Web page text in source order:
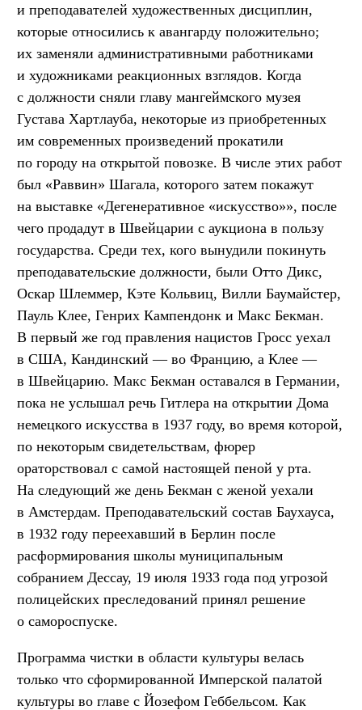
и преподавателей художественных дисциплин,
которые относились к авангарду положительно;
их заменяли административными работниками
и художниками реакционных взглядов. Когда
с должности сняли главу мангеймского музея
Густава Хартлауба, некоторые из приобретенных
им современных произведений прокатили
по городу на открытой повозке. В числе этих работ
был «Раввин» Шагала, которого затем покажут
на выставке «Дегенеративное «искусство»», после
чего продадут в Швейцарии с аукциона в пользу
государства. Среди тех, кого вынудили покинуть
преподавательские должности, были Отто Дикс,
Оскар Шлеммер, Кэте Кольвиц, Вилли Баумайстер,
Пауль Клее, Генрих Кампендонк и Макс Бекман.
В первый же год правления нацистов Гросс уехал
в США, Кандинский — во Францию, а Клее —
в Швейцарию. Макс Бекман оставался в Германии,
пока не услышал речь Гитлера на открытии Дома
немецкого искусства в 1937 году, во время которой,
по некоторым свидетельствам, фюрер
ораторствовал с самой настоящей пеной у рта.
На следующий же день Бекман с женой уехали
в Амстердам. Преподавательский состав Баухауса,
в 1932 году переехавший в Берлин после
расформирования школы муниципальным
собранием Дессау, 19 июля 1933 года под угрозой
полицейских преследований принял решение
о самороспуске.
Программа чистки в области культуры велась
только что сформированной Имперской палатой
культуры во главе с Йозефом Геббельсом. Как